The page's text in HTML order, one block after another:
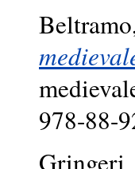
978-88-
Gringeri